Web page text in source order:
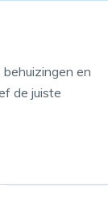
en
de juiste